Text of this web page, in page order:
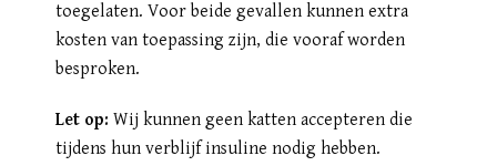
toegelaten. Voor beide gevallen kunnen extra
kosten van toepassing zijn, die vooraf worden
besproken.
Let op: Wij kunnen geen katten accepteren die
tijdens hun verblijf insuline nodig hebben.